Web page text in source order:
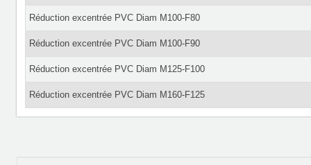
Réduction excentrée PVC Diam M100-F80
Réduction excentrée PVC Diam M100-F90
Réduction excentrée PVC Diam M125-F100
Réduction excentrée PVC Diam M160-F125